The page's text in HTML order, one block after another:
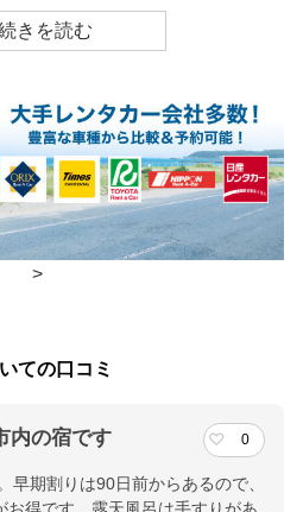
膚病、婦人病
ルーム
イニングルーム
時間
諫早ＩＣより車で６０分／島原外
>
ての口コミ
内の宿です 0
早期割りは90日前からあるので、